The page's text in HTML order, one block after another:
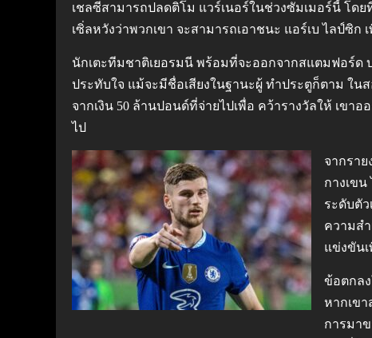
เชลซีสามารถปลดติโม แวร์เนอร์ในช่วงซัมเมอร์นี้ โด
เซิ่ลหวังว่าพวกเขา จะสามารถเอาชนะ แอร์เบ ไลป์ซิ
นักเตะทีมชาติเยอรมนี พร้อมที่จะออกจากสแตมฟอร์ด
ประทับใจ แม้จะมีชื่อเสียงในฐานะผู้ ทำประตูก็ตาม ใน
จากเงิน 50 ล้านปอนด์ที่จ่ายไปเพื่อ คว้ารางวัลให้ เข
ไป
จากรา
กางเข
ระดับตั
ความส
แข่งขัน
ข้อตกล
หากเข
การมา